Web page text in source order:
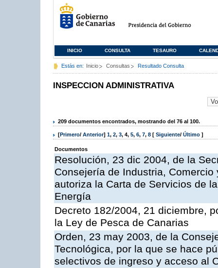
INICIO CONSULTA TESAURO
Estás en: Inicio Consultas Resultado Consulta
INSPECCION ADMINISTRATIVA
209 documentos encontrados, mostrando del 76 al 100.
[Primero/ Anterior] 1, 2, 3, 4, 5, 6, 7, 8 [ Siguiente/ Último ]
Documentos
Resolución, 23 dic 2004, de la
Consejería de Industria,
autoriza la Carta de Servicios de
Energía
Decreto 182/2004, 21 diciembre,
la Ley de Pesca de Canarias
Orden, 23 may 2003, de la
Tecnológica, por la que se hace
selectivos de ingreso y acceso al